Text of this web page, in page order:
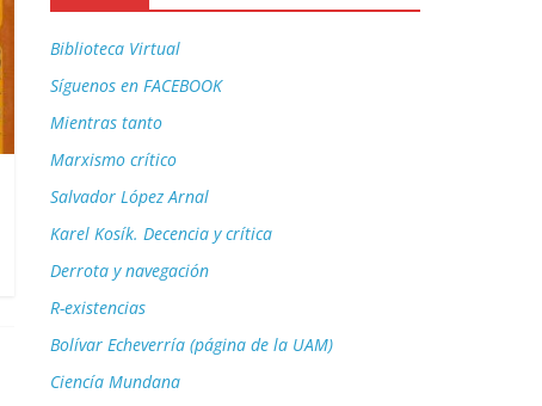
Biblioteca Virtual
Síguenos en FACEBOOK
Mientras tanto
Marxismo crítico
Salvador López Arnal
Karel Kosík. Decencia y crítica
Derrota y navegación
R-existencias
Bolívar Echeverría (página de la UAM)
Ciencía Mundana